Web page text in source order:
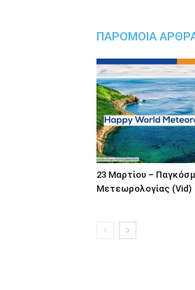
ΠΑΡΟΜΟΙΑ
23 Μαρτίου –
Μετεωρολογίας (Vid)